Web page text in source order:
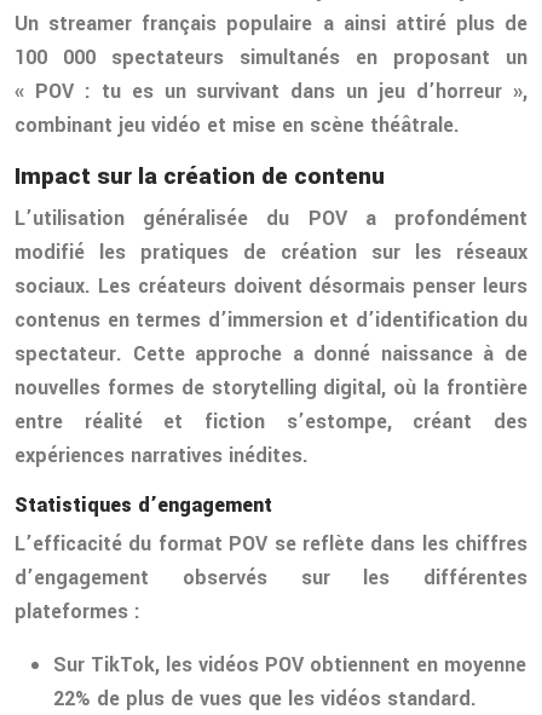
Un streamer français populaire a ainsi attiré plus de
100 000 spectateurs simultanés en proposant un
« POV : tu es un survivant dans un jeu d’horreur »,
combinant jeu vidéo et mise en scène théâtrale.
Impact sur la création de contenu
L’utilisation généralisée du POV a profondément
modifié les pratiques de création sur les réseaux
sociaux. Les créateurs doivent désormais penser leurs
contenus en termes d’immersion et d’identification du
spectateur. Cette approche a donné naissance à de
nouvelles formes de storytelling digital, où la frontière
entre réalité et fiction s’estompe, créant des
expériences narratives inédites.
Statistiques d’engagement
L’efficacité du format POV se reflète dans les chiffres
d’engagement observés sur les différentes
plateformes :
Sur TikTok, les vidéos POV obtiennent en moyenne
22% de plus de vues que les vidéos standard.